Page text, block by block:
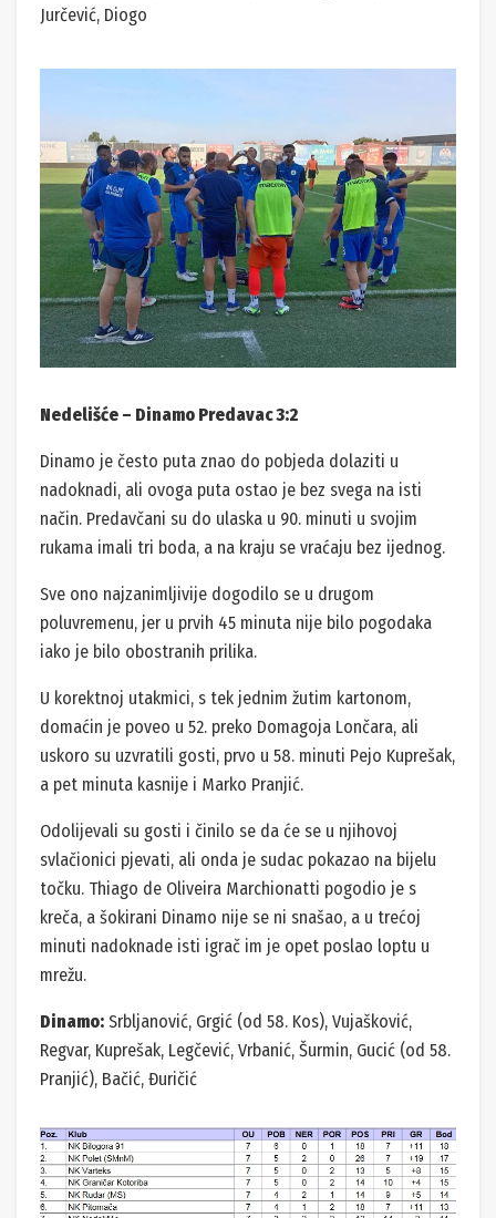
Jurčević, Diogo
Nedelišće – Dinamo Predavac 3:2
Dinamo je često puta znao do pobjeda dolaziti u
nadoknadi, ali ovoga puta ostao je bez svega na isti
način. Predavčani su do ulaska u 90. minuti u svojim
rukama imali tri boda, a na kraju se vraćaju bez ijednog.
Sve ono najzanimljivije dogodilo se u drugom
poluvremenu, jer u prvih 45 minuta nije bilo pogodaka
iako je bilo obostranih prilika.
U korektnoj utakmici, s tek jednim žutim kartonom,
domaćin je poveo u 52. preko Domagoja Lončara, ali
uskoro su uzvratili gosti, prvo u 58. minuti Pejo Kuprešak,
a pet minuta kasnije i Marko Pranjić.
Odolijevali su gosti i činilo se da će se u njihovoj
svlačionici pjevati, ali onda je sudac pokazao na bijelu
točku. Thiago de Oliveira Marchionatti pogodio je s
kreča, a šokirani Dinamo nije se ni snašao, a u trećoj
minuti nadoknade isti igrač im je opet poslao loptu u
mrežu.
Dinamo: Srbljanović, Grgić (od 58. Kos), Vujašković,
Regvar, Kuprešak, Legčević, Vrbanić, Šurmin, Gucić (od 58.
Pranjić), Bačić, Đuričić